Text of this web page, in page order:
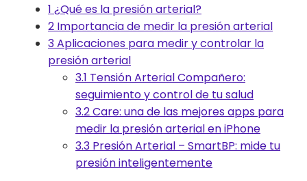
1 ¿Qué es la presión arterial?
2 Importancia de medir la presión arterial
3Aplicaciones para medir y controlar la
presión arterial
3.1 Tensión Arterial Compañero:
seguimiento y control de tu salud
3.2Care: una de las mejores apps para
medir la presión arterial en iPhone
3.3 Presión Arterial – SmartBP: mide tu
presión inteligentemente